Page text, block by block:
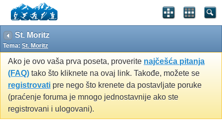
St. Moritz
Tema: St. Moritz
Ako je ovo vaša prva poseta, proverite najčešća pitanja
(FAQ) tako što kliknete na ovaj link. Takođe, možete se
registrovati pre nego što krenete da postavljate poruke
(praćenje foruma je mnogo jednostavnije ako ste
registrovani i ulogovani).